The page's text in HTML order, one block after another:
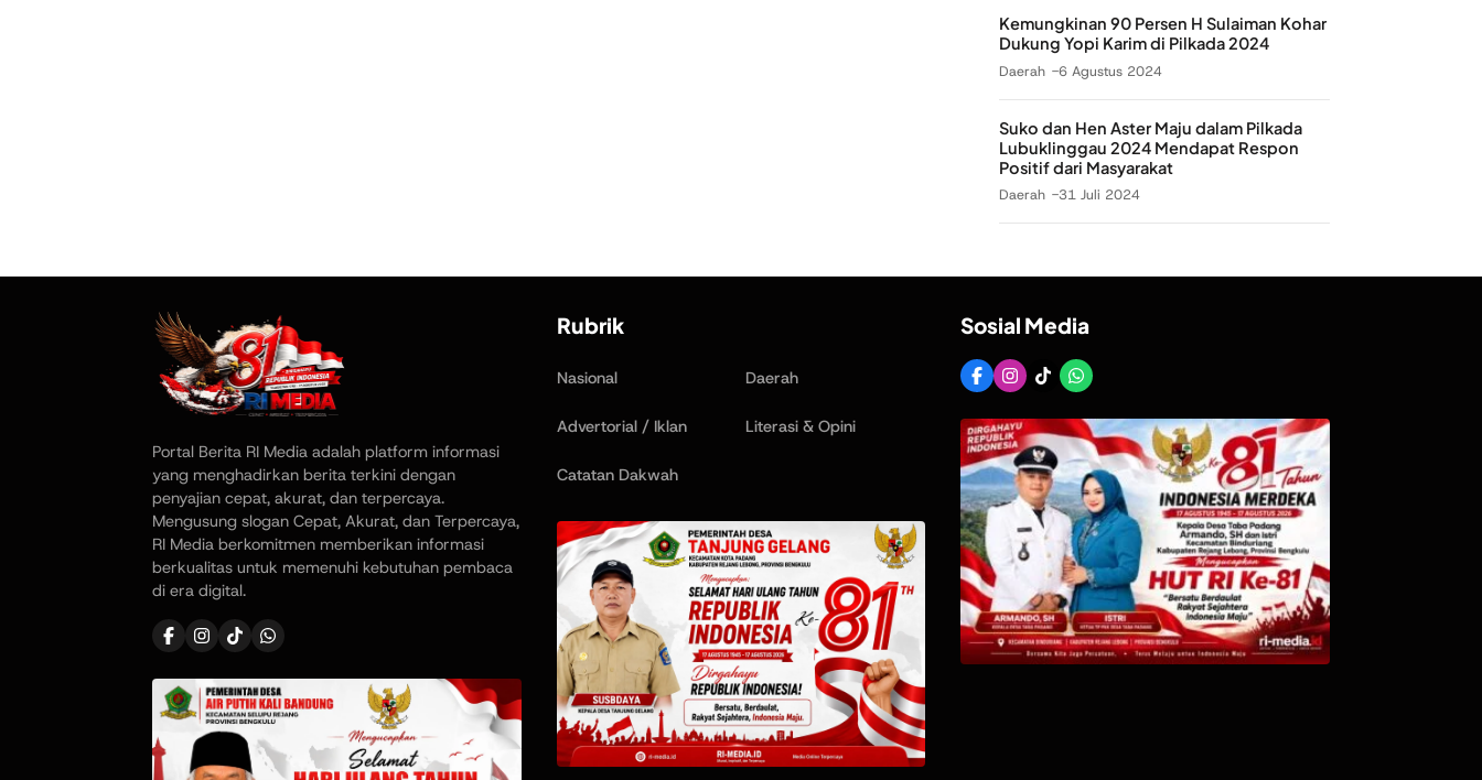
Kemungkinan 90 Persen H Sulaiman Kohar
Dukung Yopi Karim di Pilkada 2024
Daerah 6 Agustus 2024
Suko dan Hen Aster Maju dalam Pilkada
Lubuklinggau 2024 Mendapat Respon
Positif dari Masyarakat
Daerah 31 Juli 2024
Portal Berita RI Media adalah platform informasi
yang menghadirkan berita terkini dengan
penyajian cepat, akurat, dan terpercaya.
Mengusung slogan Cepat, Akurat, dan Terpercaya,
RI Media berkomitmen memberikan informasi
berkualitas untuk memenuhi kebutuhan pembaca
di era digital.
Rubrik
Nasional Daerah
Advertorial / Iklan Literasi & Opini
Catatan Dakwah
Sosial Media